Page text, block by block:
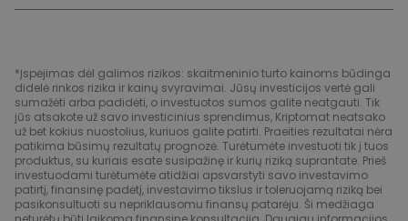
*Įspėjimas dėl galimos rizikos: skaitmeninio turto kainoms būdinga
didelė rinkos rizika ir kainų svyravimai. Jūsų investicijos vertė gali
sumažėti arba padidėti, o investuotos sumos galite neatgauti. Tik
jūs atsakote už savo investicinius sprendimus, Kriptomat neatsako
už bet kokius nuostolius, kuriuos galite patirti. Praeities rezultatai nėra
patikima būsimų rezultatų prognozė. Turėtumėte investuoti tik į tuos
produktus, su kuriais esate susipažinę ir kurių riziką suprantate. Prieš
investuodami turėtumėte atidžiai apsvarstyti savo investavimo
patirtį, finansinę padėtį, investavimo tikslus ir toleruojamą riziką bei
pasikonsultuoti su nepriklausomu finansų patarėju. Ši medžiaga